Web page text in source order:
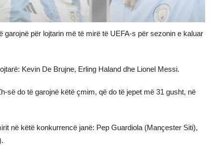
garojnë për lojtarin më të mirë të UEFA-s për sezonin e kaluar
Kevin De Brujne, Erling Haland dhe Lionel Messi.
së do të garojnë këtë çmim, që do të jepet më 31 gusht, në
në këtë konkurrencë janë: Pep Guardiola (Mançester Siti),